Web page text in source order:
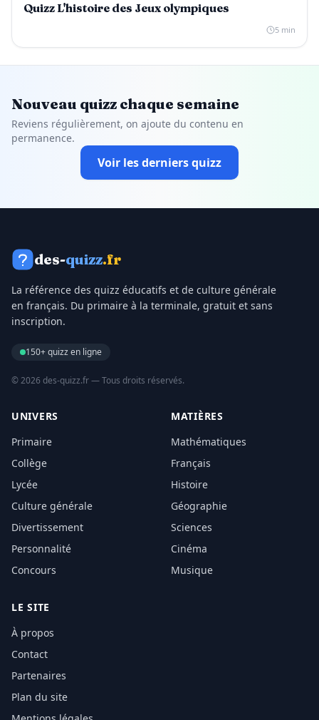
Quizz L'histoire des Jeux olympiques
5 min
Nouveau quizz chaque semaine
Reviens régulièrement, on ajoute du contenu en
permanence.
Voir les derniers quizz
des-quizz.fr
La référence des quizz éducatifs et de culture générale
en français. Du primaire à la terminale, gratuit et sans
inscription.
150+ quizz en ligne
© 2026 des-quizz.fr — Tous droits réservés.
UNIVERS
Primaire
Collège
Lycée
Culture générale
Divertissement
Personnalité
Concours
MATIÈRES
Mathématiques
Français
Histoire
Géographie
Sciences
Cinéma
Musique
LE SITE
À propos
Contact
Partenaires
Plan du site